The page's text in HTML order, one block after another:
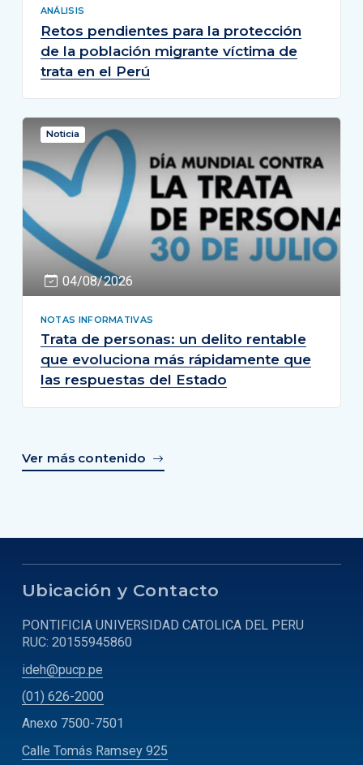
ANÁLISIS
Retos pendientes para la protección
de la población migrante víctima de
trata en el Perú
Noticia
04/08/2026
NOTAS INFORMATIVAS
Trata de personas: un delito rentable
que evoluciona más rápidamente que
las respuestas del Estado
Ver más contenido
Ubicación y Contacto
PONTIFICIA UNIVERSIDAD CATOLICA DEL PERU
RUC: 20155945860
ideh@pucp.pe
(01) 626-2000
Anexo 7500-7501
Calle Tomás Ramsey 925